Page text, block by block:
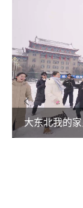
大东北我的家